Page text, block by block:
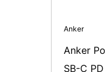
Anker
Anker
SB-C